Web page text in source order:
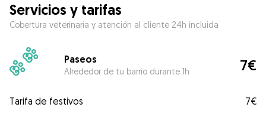
Servicios y tarifas
Cobertura veterinaria y atención al cliente 24h incluida
Paseos
Alrededor de tu barrio durante 1h 7€
Tarifa de festivos
7€